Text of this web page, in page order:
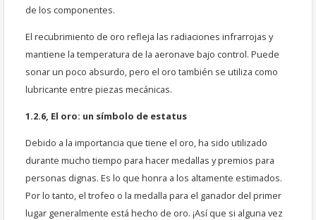
de los componentes.
El recubrimiento de oro refleja las radiaciones infrarrojas y
mantiene la temperatura de la aeronave bajo control. Puede
sonar un poco absurdo, pero el oro también se utiliza como
lubricante entre piezas mecánicas.
1.2.6, El oro: un símbolo de estatus
Debido a la importancia que tiene el oro, ha sido utilizado
durante mucho tiempo para hacer medallas y premios para
personas dignas. Es lo que honra a los altamente estimados.
Por lo tanto, el trofeo o la medalla para el ganador del primer
lugar generalmente está hecho de oro. ¡Así que si alguna vez